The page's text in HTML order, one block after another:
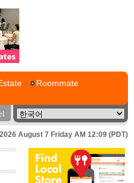
Roommate
2026 August 7 Friday AM 12:09 (PDT)